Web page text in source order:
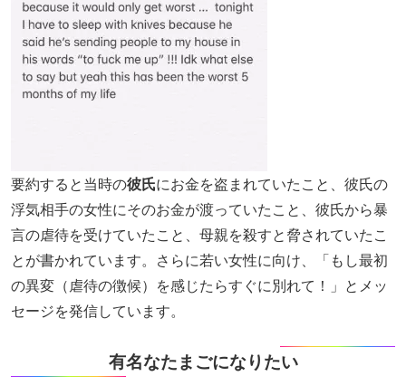
要約すると当時の彼氏にお金を盗まれていたこと、彼氏の
浮気相手の女性にそのお金が渡っていたこと、彼氏から暴
言の虐待を受けていたこと、母親を殺すと脅されていたこ
とが書かれています。さらに若い女性に向け、「もし最初
の異変（虐待の徴候）を感じたらすぐに別れて！」とメッ
セージを発信しています。
有名なたまごになりたい